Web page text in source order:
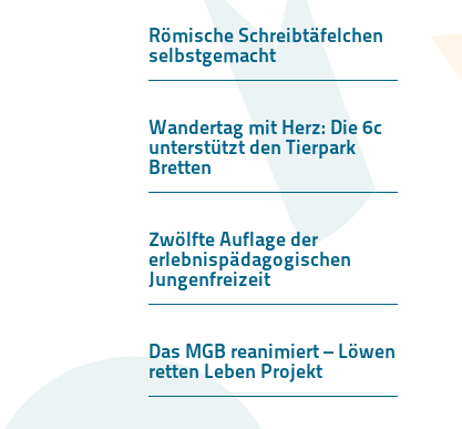
Römische Schreibtäfelchen
selbstgemacht
Wandertag mit Herz: Die 6c
unterstützt den Tierpark
Bretten
Zwölfte Auflage der
erlebnispädagogischen
Jungenfreizeit
Das MGB reanimiert – Löwen
retten Leben Projekt